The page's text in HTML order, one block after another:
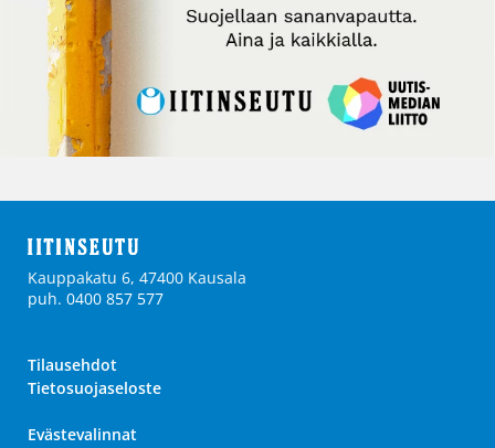
Kauppakatu 6, 47400 Kausala
puh. 0400 857 577
Tilausehdot
Tietosuojaseloste
Evästevalinnat